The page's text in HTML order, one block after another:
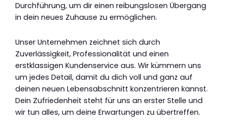
Durchführung, um dir einen reibungslosen Übergang
in dein neues Zuhause zu ermöglichen.
Unser Unternehmen zeichnet sich durch
Zuverlässigkeit, Professionalität und einen
erstklassigen Kundenservice aus. Wir kümmern uns
um jedes Detail, damit du dich voll und ganz auf
deinen neuen Lebensabschnitt konzentrieren kannst.
Dein Zufriedenheit steht für uns an erster Stelle und
wir tun alles, um deine Erwartungen zu übertreffen.